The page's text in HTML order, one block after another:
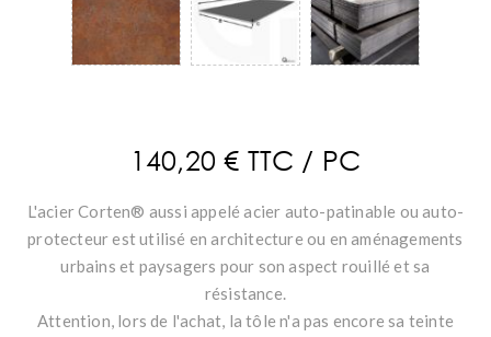
140,20 € TTC / PC
L'acier Corten® aussi appelé acier auto-patinable ou auto-
protecteur est utilisé en architecture ou en aménagements
urbains et paysagers pour son aspect rouillé et sa
résistance.
Attention, lors de l'achat, la tôle n'a pas encore sa teinte